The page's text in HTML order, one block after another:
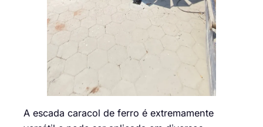
A escada caracol de ferro é extremamente